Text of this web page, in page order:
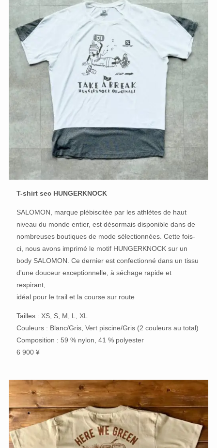
T-shirt sec HUNGERKNOCK
SALOMON, marque plébiscitée par les athlètes de haut
niveau du monde entier, est désormais disponible dans de
nombreuses boutiques de mode sélectionnées. Cette fois-
ci, nous avons imprimé le motif HUNGERKNOCK sur un
body SALOMON. Ce dernier est confectionné dans un tissu
d'une douceur exceptionnelle, à séchage rapide et
respirant,
idéal pour le trail et la course sur route
Tailles : XS, S, M, L, XL
Couleurs : Blanc/Gris, Vert piscine/Gris (2 couleurs au total)
Composition : 59 % nylon, 41 % polyester
6 900 ¥